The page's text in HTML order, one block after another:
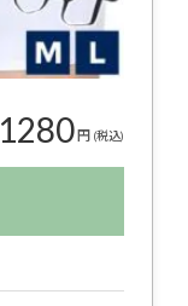
1280円 (税込)